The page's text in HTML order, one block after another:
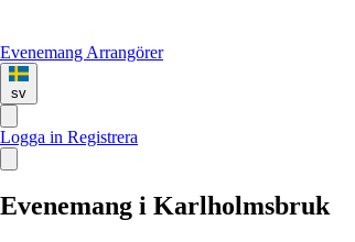
Evenemang Arrangörer
sv
Logga in Registrera
Evenemang i Karlholmsbruk